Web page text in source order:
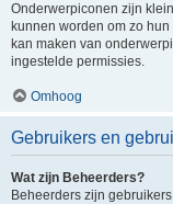
Onderwerpiconen zijn
kunnen worden om zo
kan maken van
ingestelde permissies.
Omhoog
Gebruikers en
Wat zijn Beheerders?
Beheerders zijn